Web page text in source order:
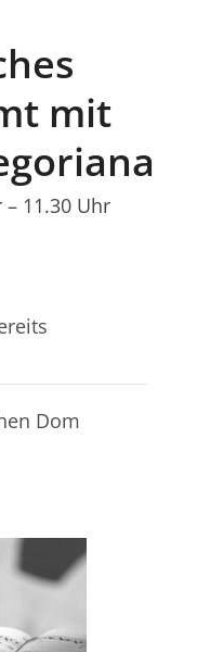
mit
– 11.30 Uhr
Dom